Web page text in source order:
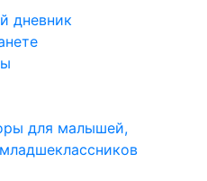
дневник
для малышей,